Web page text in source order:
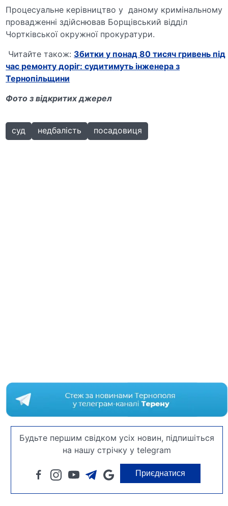
Процесуальне керівництво у даному кримінальному
провадженні здійснював Борщівський відділ
Чортківської окружної прокуратури.
Читайте також: Збитки у понад 80 тисяч гривень під
час ремонту доріг: судитимуть інженера з
Тернопільщини
Фото з відкритих джерел
суд недбалість посадовиця
Будьте першим свідком усіх новин, підпишіться
на нашу стрічку у telegram
Приєднатися